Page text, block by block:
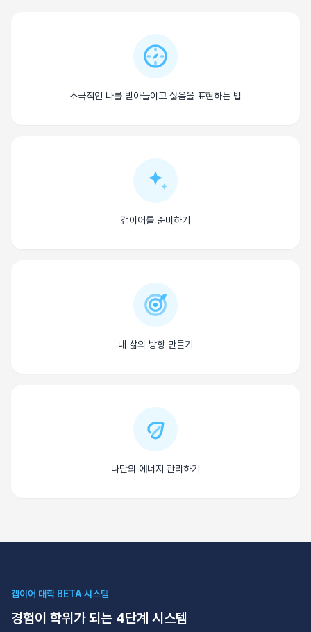
소극적인 나를 받아들이고 싫음을 표현하는 법
갭이어를 준비하기
내 삶의 방향 만들기
나만의 에너지 관리하기
갭이어 대학 BETA 시스템
경험이 학위가 되는 4단계 시스템